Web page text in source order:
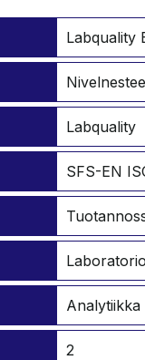
Labquality
Labquality
SFS-EN
Analytiikka
2